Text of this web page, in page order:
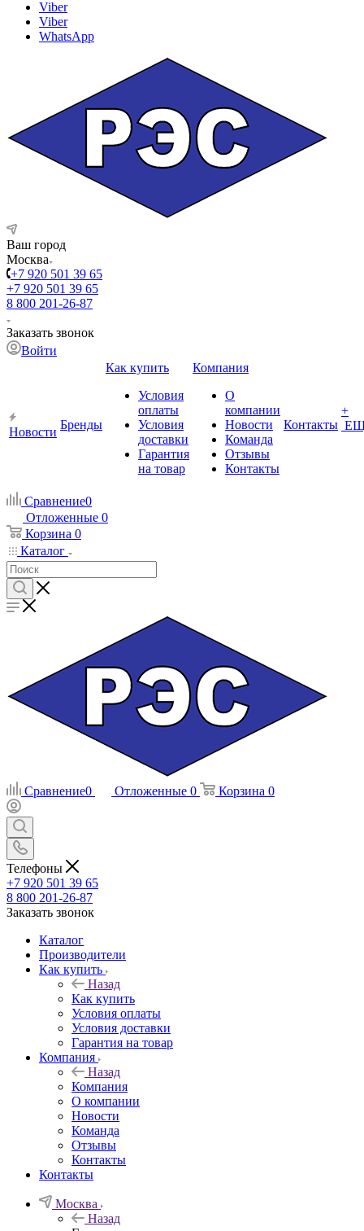
Viber
Viber
WhatsApp
Ваш город
Москва
+7 920 501 39 65
+7 920 501 39 65
8 800 201-26-87
Заказать звонок
Войти
Новости
Бренды
Как купить
Условия
оплаты
Условия
доставки
Гарантия
на товар
Компания
О
компании
Новости
Команда
Отзывы
Контакты
Контакты
+
Сравнение0
Отложенные 0
Корзина 0
Каталог
Сравнение0 Отложенные 0 Корзина 0
Телефоны
+7 920 501 39 65
8 800 201-26-87
Заказать звонок
Каталог
Производители
Как купить
Назад
Как купить
Условия оплаты
Условия доставки
Гарантия на товар
Компания
Назад
Компания
О компании
Новости
Команда
Отзывы
Контакты
Контакты
Москва
Назад